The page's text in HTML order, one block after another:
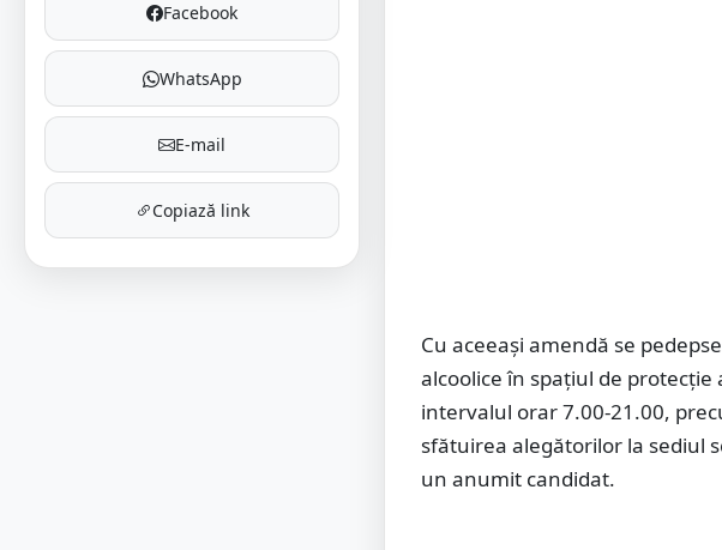
Facebook
WhatsApp
E-mail
Copiază link
Cu aceeași amendă se
alcoolice în spaţiul de
intervalul orar 7.00-21.00,
sfătuirea alegătorilor la sediul
un anumit candidat.